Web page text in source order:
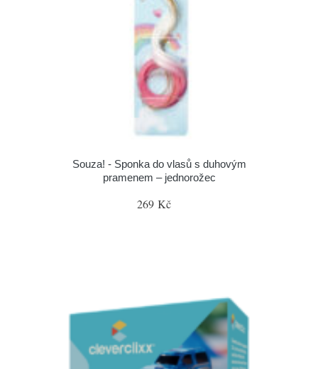
Souza! - Sponka do vlasů s duhovým
pramenem – jednorožec
269 Kč